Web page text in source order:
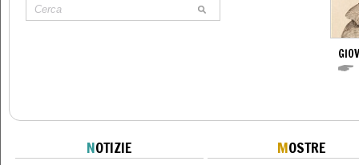
NOTIZIE MOSTRE